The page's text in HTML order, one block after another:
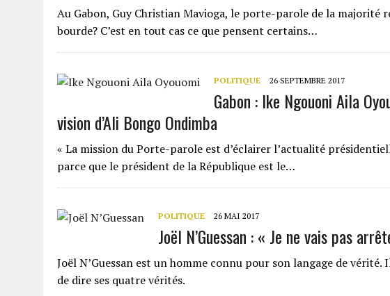
Au Gabon, Guy Christian Mavioga, le porte-parole de la majorité
bourde? C’est en tout cas ce que pensent certains…
POLITIQUE 26 SEPTEMBRE 2017
Gabon : Ike Ngouoni Aila
vision d’Ali Bongo Ondimba
« La mission du Porte-parole est d’éclairer l’actualité
parce que le président de la République est le…
POLITIQUE 26 MAI 2017
Joël N’Guessan : « Je ne vais pas
Joël N’Guessan est un homme connu pour son langage de vérité.
de dire ses quatre vérités.